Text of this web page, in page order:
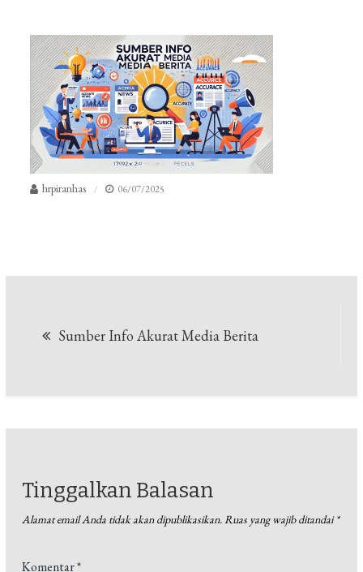
hrpiranhas 06/07/2025
Sumber Info Akurat Media Berita
Tinggalkan Balasan
Alamat email Anda tidak akan dipublikasikan.Ruas yang wajib ditandai*
Komentar*